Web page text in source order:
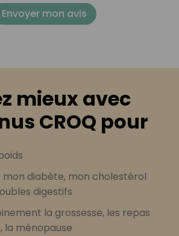
Envoyer mon avis
mieux avec
CROQ pour
diabète, mon cholestérol
digestifs
la grossesse, les repas
la ménopause